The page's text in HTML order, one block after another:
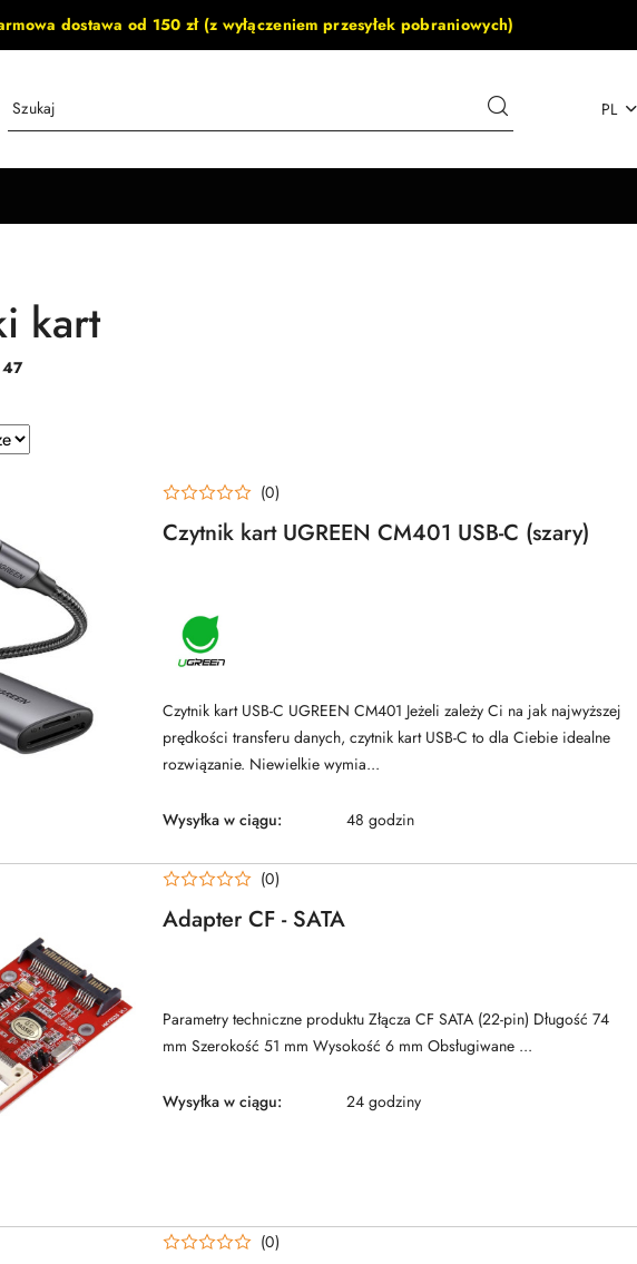
dostawa od 150 zł (z wyłączeniem przesyłek pobraniowych)
PL
kart
47
Czytnik kart UGREEN CM401 USB-C (szary)
(0)
PRODUCENTA:
UGREEN
Czytnik kart USB-C UGREEN CM401 Jeżeli zależy Ci na jak najwyższej
prędkości transferu danych, czytnik kart USB-C to dla Ciebie idealne
rozwiązanie. Niewielkie wymia...
Wysyłka w ciągu: 48 godzin
Adapter CF - SATA
(0)
Parametry techniczne produktu Złącza CF SATA (22-pin) Długość 74
mm Szerokość 51 mm Wysokość 6 mm Obsługiwane ...
Wysyłka w ciągu: 24 godziny
(0)